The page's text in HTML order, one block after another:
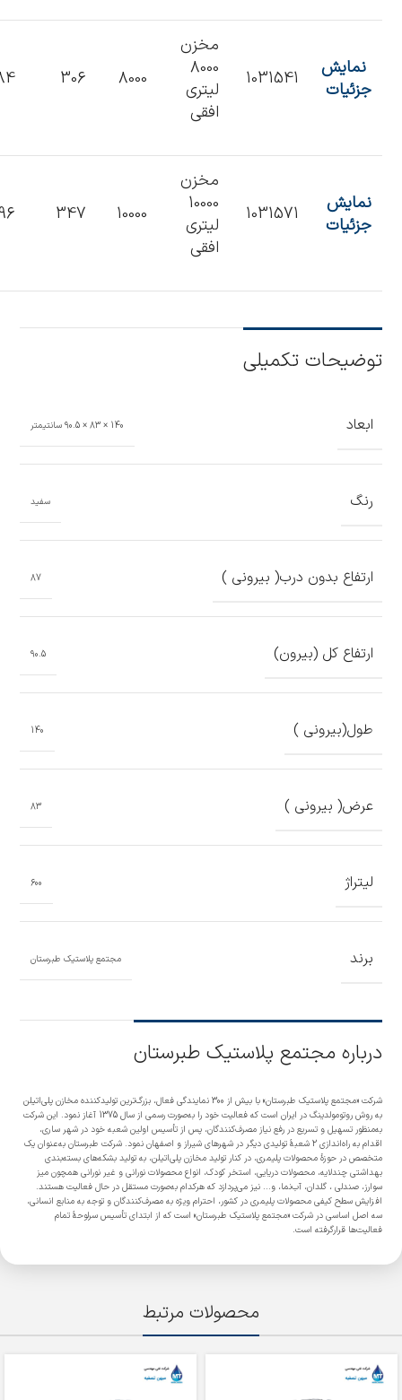
نمایش
جزئیات
1031541
مخزن
8000
لیتری
افقی
8000
306
نمایش
جزئیات
1031571
مخزن
10000
لیتری
افقی
10000
347
توضیحات تکمیلی
ابعاد 140 × 83 × 90.5 سانتیمتر
رنگ سفید
ارتفاع بدون درب( بیرونی ) 87
ارتفاع کل (بیرون) 90.5
طول(بیرونی ) 140
عرض( بیرونی ) 83
لیتراژ 600
برند مجتمع پلاستیک طبرستان
درباره مجتمع پلاستیک طبرستان
شرکت «مجتمع پلاستیک طبرستان» با بیش از 300 نمایندگی فعال، بزرگ‌ترین تولیدکننده مخازن پلی‌اتیلن
به روش روتومولدینگ در ایران است که فعالیت خود را به‌صورت رسمی از سال 1375 آغاز نمود. این شرکت
به‌منظور تسهیل و تسریع در رفع نیاز مصرف‌کنندگان، پس از تأسیس اولین شعبه خود در شهر ساری،
اقدام به راه‌اندازی 2 شعبۀ تولیدی دیگر در شهرهای شیراز و اصفهان نمود. شرکت طبرستان به‌عنوان یک
متخصص در حوزۀ محصولات پلیمری، در کنار تولید مخازن پلی‌اتیلن، به تولید بشکه‌های بسته‌بندی
بهداشتی چندلایه، محصولات دریایی، استخر کودک، انواع محصولات نورانی و غیر نورانی همچون میز
سوارز، صندلی ، گلدان، آب‌نما، و... نیز می‌پردازد که هرکدام به‌صورت مستقل در حال فعالیت هستند.
افزایش سطح کیفی محصولات پلیمری در کشور، احترام ویژه به مصرف‌کنندگان و توجه به منابع انسانی،
سه اصل اساسی در شرکت «مجتمع پلاستیک طبرستان» است که از ابتدای تأسیس سرلوحۀ تمام
فعالیت‌ها قرارگرفته است.
محصولات مرتبط